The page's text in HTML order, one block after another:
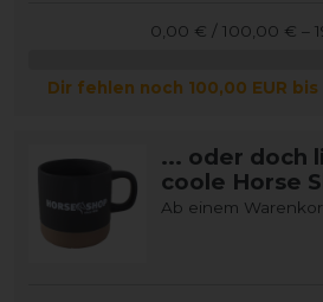
0,00 € / 100,00 € –
Dir fehlen noch 100,00 EUR
... oder doch
coole Horse
Ab einem